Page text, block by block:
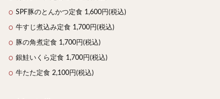
SPF豚のとんかつ定食 1,600円(税込)
牛すじ煮込み定食 1,700円(税込)
豚の角煮定食 1,700円(税込)
銀鮭いくら定食 1,700円(税込)
牛たた定食 2,100円(税込)